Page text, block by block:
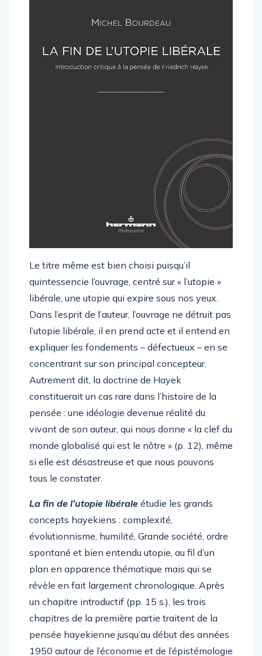
Le titre même est bien choisi puisqu’il
quintessencie l’ouvrage, centré sur « l’utopie »
libérale, une utopie qui expire sous nos yeux.
Dans l’esprit de l’auteur, l’ouvrage ne détruit pas
l’utopie libérale, il en prend acte et il entend en
expliquer les fondements – défectueux – en se
concentrant sur son principal concepteur.
Autrement dit, la doctrine de Hayek
constituerait un cas rare dans l’histoire de la
pensée : une idéologie devenue réalité du
vivant de son auteur, qui nous donne « la clef du
monde globalisé qui est le nôtre » (p. 12), même
si elle est désastreuse et que nous pouvons
La fin de l’utopie libéraleétudie les grands
concepts hayekiens : complexité,
évolutionnisme, humilité, Grande société, ordre
spontané et bien entendu utopie, au fil d’un
plan en apparence thématique mais qui se
révèle en fait largement chronologique. Après
un chapitre introductif (pp. 15 s.), les trois
chapitres de la première partie traitent de la
pensée hayekienne jusqu’au début des années